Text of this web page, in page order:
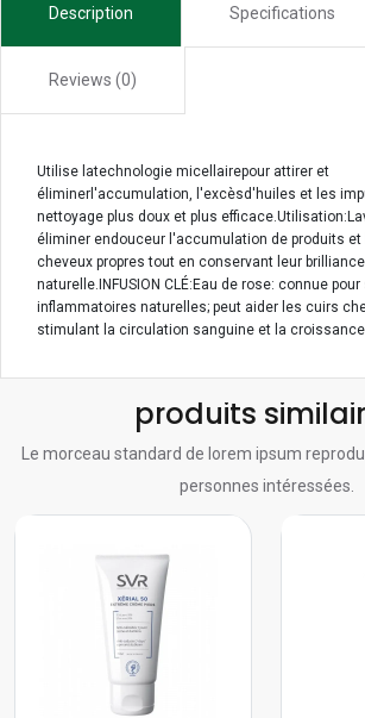
Description Specifications
Reviews (0)
Utilise latechnologie micellairepour attirer et
éliminerl'accumulation, l'excèsd'huiles et les
nettoyage plus doux et plus
éliminer endouceur l'accumulation de produits
cheveux propres tout en conservant leur brilliance
naturelle.INFUSION CLÉ:Eau de rose: connue
inflammatoires naturelles; peut aider les cuirs
stimulant la circulation sanguine et la
produits
Le morceau standard de lorem ipsum
personnes intéressées.